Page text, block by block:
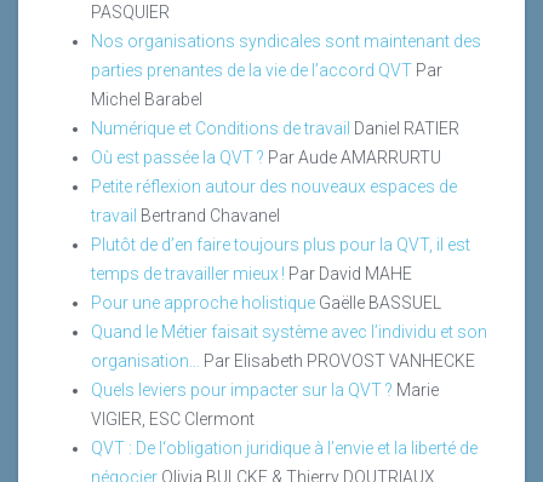
PASQUIER
Nos organisations syndicales sont maintenant des
parties prenantes de la vie de l’accord QVT Par
Michel Barabel
Numérique et Conditions de travail Daniel RATIER
Où est passée la QVT ? Par Aude AMARRURTU
Petite réflexion autour des nouveaux espaces de
travail Bertrand Chavanel
Plutôt de d’en faire toujours plus pour la QVT, il est
temps de travailler mieux ! Par David MAHE
Pour une approche holistique Gaëlle BASSUEL
Quand le Métier faisait système avec l’individu et son
organisation…
Par Elisabeth PROVOST VANHECKE
Quels leviers pour impacter sur la QVT ? Marie
VIGIER, ESC Clermont
QVT : De l‘obligation juridique à l’envie et la liberté de
négocier Olivia BULCKE & Thierry DOUTRIAUX